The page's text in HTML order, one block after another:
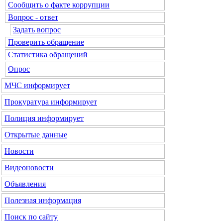
Сообщить о факте коррупции
Вопрос - ответ
Задать вопрос
Проверить обращение
Статистика обращений
Опрос
МЧС информирует
Прокуратура информирует
Полиция информирует
Открытые данные
Новости
Видеоновости
Объявления
Полезная информация
Поиск по сайту